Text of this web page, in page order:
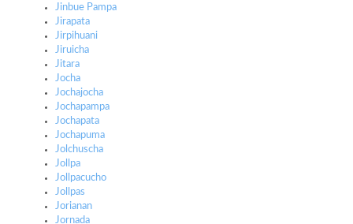
Jinbue Pampa
Jirapata
Jirpihuani
Jiruicha
Jitara
Jocha
Jochajocha
Jochapampa
Jochapata
Jochapuma
Jolchuscha
Jollpa
Jollpacucho
Jollpas
Jorianan
Jornada